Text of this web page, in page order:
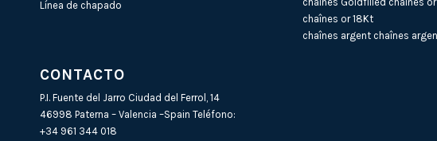
Línea de chapado
CONTACTO
P.I. Fuente del Jarro Ciudad del Ferrol, 14
46998 Paterna – Valencia –Spain Teléfono:
+34 961 344 018
chaînes or 18Kt
chaînes argent chaînes